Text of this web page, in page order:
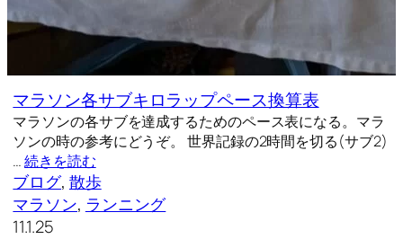
マラソン各サブキロラップペース換算表
マラソンの各サブを達成するためのペース表になる。マラ
ソンの時の参考にどうぞ。 世界記録の2時間を切る(サブ2)
…続きを読む
ブログ, 散歩
マラソン, ランニング
11.1.25